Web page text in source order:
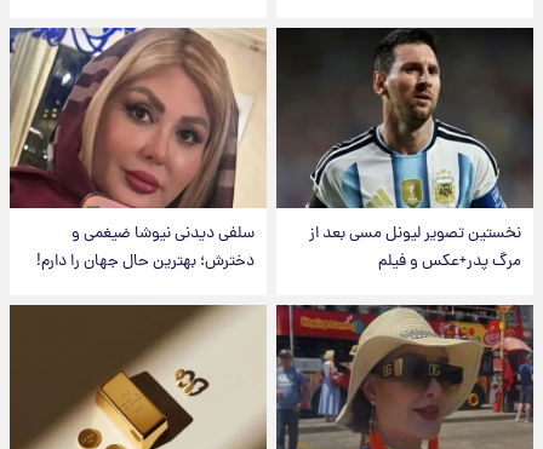
نخستین تصویر لیونل مسی بعد از
مرگ پدر+عکس و فیلم
سلفی دیدنی نیوشا ضیغمی و
دخترش؛ بهترین حال جهان را دارم!